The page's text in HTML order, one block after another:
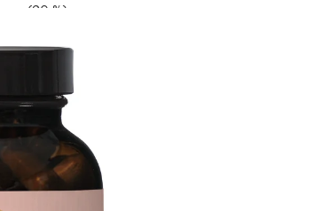
(90 %).
riche en flavonoïdes.
marron d’Inde, fragon, romarin.
standardisée (20 % ginsénosides).
C® avec bioflavonoïdes d’agrumes.
biodisponibles : manganèse, zinc, cuivre,